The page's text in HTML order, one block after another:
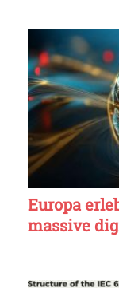
Europa
massive